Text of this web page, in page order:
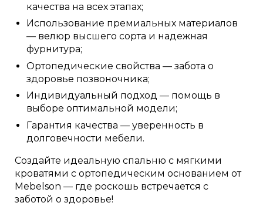
качества на всех этапах;
Использование премиальных материалов
— велюр высшего сорта и надежная
фурнитура;
Ортопедические свойства — забота о
здоровье позвоночника;
Индивидуальный подход — помощь в
выборе оптимальной модели;
Гарантия качества — уверенность в
долговечности мебели.
Создайте идеальную спальню с мягкими
кроватями с ортопедическим основанием от
Mebelson — где роскошь встречается с
заботой о здоровье!